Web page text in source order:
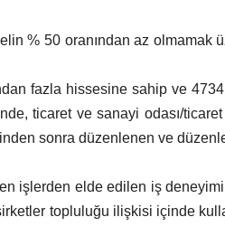
% 50 oranından az olmamak
fazla hissesine sahip ve
ticaret ve sanayi odası/
sonra düzenlenen ve
işlerden elde edilen iş
topluluğu ilişkisi içinde